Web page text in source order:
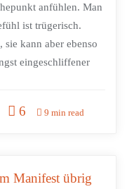
anfühlen. Man
ist trügerisch.
kann aber ebenso
eingeschliffener
6 9 min read